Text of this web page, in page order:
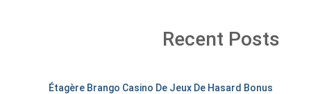
Recent Posts
Étagère Brango Casino De Jeux De Hasard Bonus